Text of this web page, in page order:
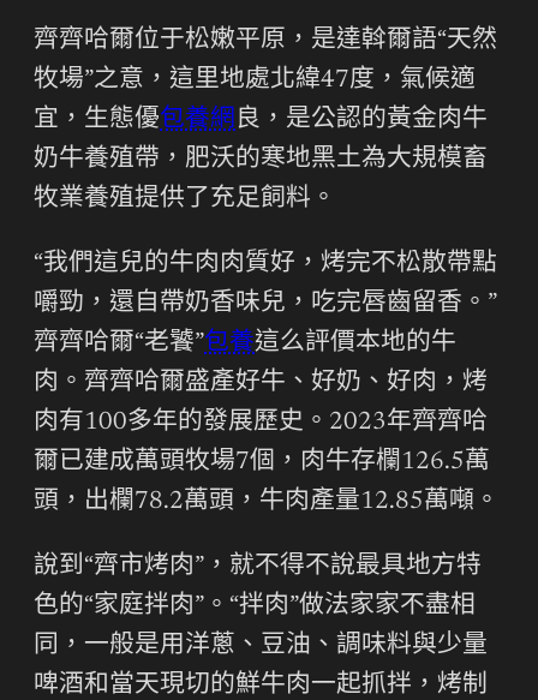
齊齊哈爾位于松嫩平原，是達斡爾語“天然
牧場”之意，這里地處北緯47度，氣候適
宜，生態優包養網良，是公認的黃金肉牛
奶牛養殖帶，肥沃的寒地黑土為大規模畜
牧業養殖提供了充足飼料。
“我們這兒的牛肉肉質好，烤完不松散帶點
嚼勁，還自帶奶香味兒，吃完唇齒留香。”
齊齊哈爾“老饕”包養這么評價本地的牛
肉。齊齊哈爾盛產好牛、好奶、好肉，烤
肉有100多年的發展歷史。2023年齊齊哈
爾已建成萬頭牧場7個，肉牛存欄126.5萬
頭，出欄78.2萬頭，牛肉產量12.85萬噸。
說到“齊市烤肉”，就不得不說最具地方特
色的“家庭拌肉”。“拌肉”做法家家不盡相
同，一般是用洋蔥、豆油、調味料與少量
啤酒和當天現切的鮮牛肉一起抓拌，烤制